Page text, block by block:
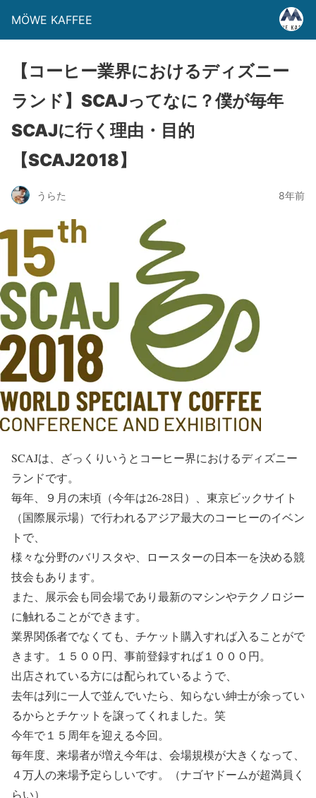
MÖWE KAFFEE
【コーヒー業界におけるディズニー
ランド】SCAJってなに？僕が毎年
SCAJに行く理由・目的
【SCAJ2018】
うらた 8年前
SCAJは、ざっくりいうとコーヒー界におけるディズニー
ランドです。
毎年、９月の末頃（今年は26-28日）、東京ビックサイト
（国際展示場）で行われるアジア最大のコーヒーのイベン
トで、
様々な分野のバリスタや、ロースターの日本一を決める競
技会もあります。
また、展示会も同会場であり最新のマシンやテクノロジー
に触れることができます。
業界関係者でなくても、チケット購入すれば入ることがで
きます。１５００円、事前登録すれば１０００円。
出店されている方には配られているようで、
去年は列に一人で並んでいたら、知らない紳士が余ってい
るからとチケットを譲ってくれました。笑
今年で１５周年を迎える今回。
毎年度、来場者が増え今年は、会場規模が大きくなって、
４万人の来場予定らしいです。（ナゴヤドームが超満員く
らい）